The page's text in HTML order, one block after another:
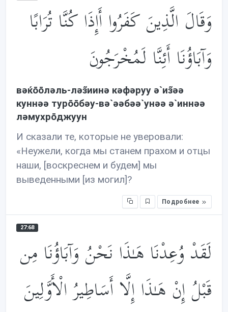
وَقَالَ الَّذِينَ كَفَرُوا أَإِذَا كُنَّا تُرَابًا
وَآبَاؤُنَا أَئِنَّا لَمُخْرَجُونَ
вəќōōлəль-лəз̃иинə кəфəруу ə`из̃əə
куннəə турōōбəу-вə`əəбəə`унəə ə`иннəə
лəмухрōджуун
И сказали те, которые не уверовали:
«Неужели, когда мы станем прахом и отцы
наши, [воскреснем и будем] мы
выведенными [из могил]?
Подробнее
27:68
لَقَدْ وُعِدْنَا هَـٰذَا نَحْنُ وَآبَاؤُنَا مِن
قَبْلُ إِنْ هَـٰذَا إِلَّا أَسَاطِيرُ الْأَوَّلِينَ